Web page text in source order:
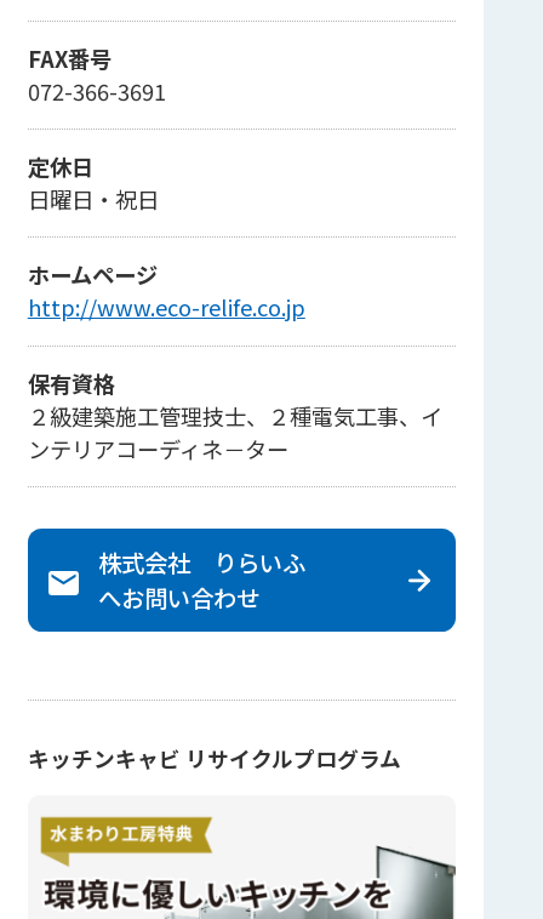
FAX番号
072-366-3691
定休日
日曜日・祝日
ホームページ
http://www.eco-relife.co.jp
保有資格
２級建築施工管理技士、２種電気工事、イ
ンテリアコーディネ－ター
株式会社 りらいふ
へお問い合わせ
キッチンキャビ リサイクルプログラム